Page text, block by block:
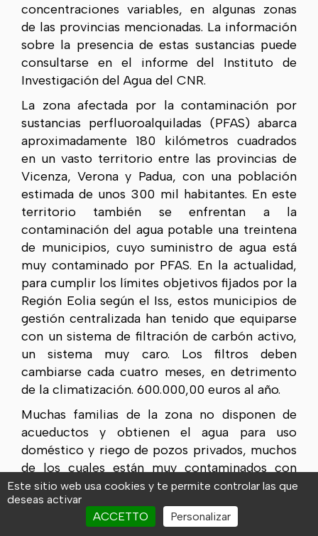
concentraciones variables, en algunas zonas
de las provincias mencionadas. La información
sobre la presencia de estas sustancias puede
consultarse en el informe del Instituto de
Investigación del Agua del CNR.
La zona afectada por la contaminación por
sustancias perfluoroalquiladas (PFAS) abarca
aproximadamente 180 kilómetros cuadrados
en un vasto territorio entre las provincias de
Vicenza, Verona y Padua, con una población
estimada de unos 300 mil habitantes. En este
territorio también se enfrentan a la
contaminación del agua potable una treintena
de municipios, cuyo suministro de agua está
muy contaminado por PFAS. En la actualidad,
para cumplir los límites objetivos fijados por la
Región Eolia según el Iss, estos municipios de
gestión centralizada han tenido que equiparse
con un sistema de filtración de carbón activo,
un sistema muy caro. Los filtros deben
cambiarse cada cuatro meses, en detrimento
de la climatización. 600.000,00 euros al año.
Muchas familias de la zona no disponen de
acueductos y obtienen el agua para uso
doméstico y riego de pozos privados, muchos
de los cuales están muy contaminados con
estas sustancias. La Región del Véneto ha
promulgado un decreto que obliga también a
los pozos privados a cumplir los mismos
Este sitio web usa cookies y te permite controlar las que
deseas activar
ACCETTO
Personalizar